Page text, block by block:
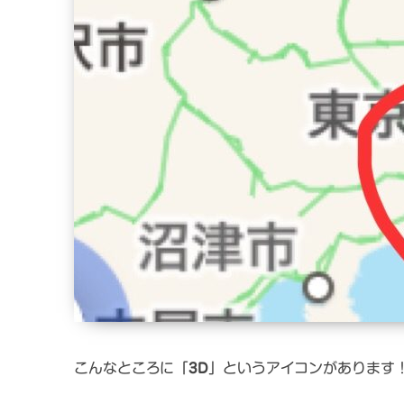
こんなところに「3D 」というアイコンがあります